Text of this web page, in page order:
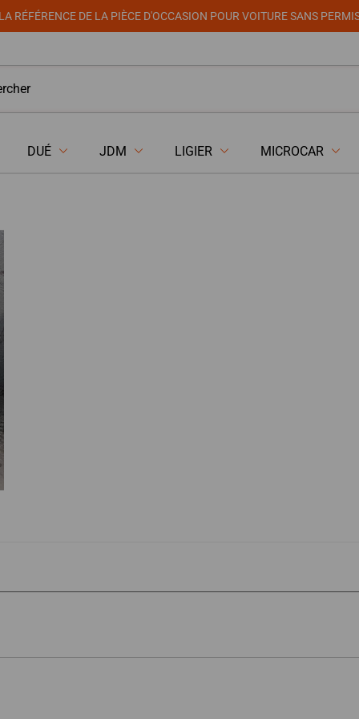
LA RÉFÉRENCE DE LA PIÈCE D'OCCASION POUR VOITURE SANS
DUÉ JDM LIGIER MICROCAR